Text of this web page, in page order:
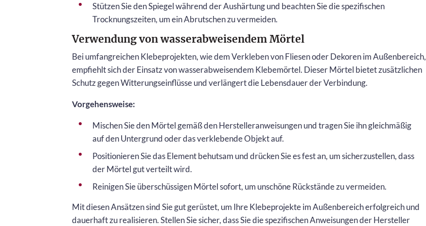
Stützen Sie den Spiegel während der Aushärtung und beachten Sie die spezifischen
Trocknungszeiten, um ein Abrutschen zu vermeiden.
Verwendung von wasserabweisendem Mörtel
Bei umfangreichen Klebeprojekten, wie dem Verkleben von Fliesen oder Dekoren im Außenbereich,
empfiehlt sich der Einsatz von wasserabweisendem Klebemörtel. Dieser Mörtel bietet zusätzlichen
Schutz gegen Witterungseinflüsse und verlängert die Lebensdauer der Verbindung.
Vorgehensweise:
Mischen Sie den Mörtel gemäß den Herstelleranweisungen und tragen Sie ihn gleichmäßig
auf den Untergrund oder das verklebende Objekt auf.
Positionieren Sie das Element behutsam und drücken Sie es fest an, um sicherzustellen, dass
der Mörtel gut verteilt wird.
Reinigen Sie überschüssigen Mörtel sofort, um unschöne Rückstände zu vermeiden.
Mit diesen Ansätzen sind Sie gut gerüstet, um Ihre Klebeprojekte im Außenbereich erfolgreich und
dauerhaft zu realisieren. Stellen Sie sicher, dass Sie die spezifischen Anweisungen der Hersteller